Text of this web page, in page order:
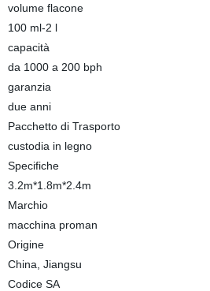
volume flacone
100 ml-2 l
capacità
da 1000 a 200 bph
garanzia
due anni
Pacchetto di Trasporto
custodia in legno
Specifiche
3.2m*1.8m*2.4m
Marchio
macchina proman
Origine
China, Jiangsu
Codice SA